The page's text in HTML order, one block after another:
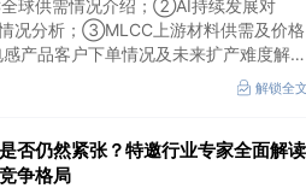
球供需情况介绍；②AI持续发展对
况分析；③MLCC上游材料供需及价格
产品客户下单情况及未来扩产难度解
日（周三）20:30举行，特邀行业专家
争格局情况。
解锁全
否仍然紧张？特邀行业专家全面解读
争格局